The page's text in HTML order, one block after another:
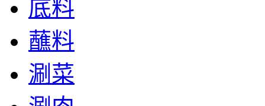
底料
蘸料
涮菜